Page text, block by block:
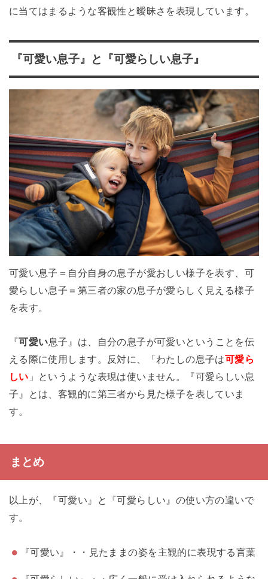
に当てはまるような客観性と曖昧さを表現しています。
『可愛い息子』と『可愛らしい息子』
可愛い息子＝自分自身の息子が愛おしい様子を表す、可
愛らしい息子＝第三者の家の息子が愛らしく見える様子
を表す。
『可愛い息子』は、自分の息子が可愛いということを伝
える際に使用します。反対に、「わたしの息子は可愛ら
しい 」というような表現は使いません。『可愛らしい息
子』とは、客観的に第三者から見た様子を表していま
す。
まとめ
以上が、『可愛い』と『可愛らしい』の使い方の違いで
す。
『可愛い』・・見たままの姿を主観的に表現する言葉